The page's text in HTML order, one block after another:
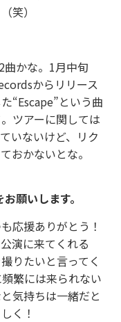
笑）
かな。1月中旬
からリリース
“Escape”という曲
ツアーに関しては
いないけど、リク
おかないとな。
願いします。
応援ありがとう！
演に来てくれる
りたいと言ってく
繁には来られない
気持ちは一緒だと
く！